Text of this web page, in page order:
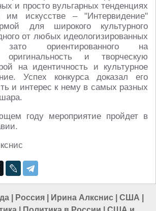
и просто вульгарных тенденциях
искусстве – "Интервидение"
для широкого культурного
от любых идеологизированных
зато ориентированного на
оригинальность и творческую
на идентичность и культурное
Успех конкурса доказал его
и интерес к нему в самых разных
году мероприятие пройдет в
Россия Ирина Алкснис США